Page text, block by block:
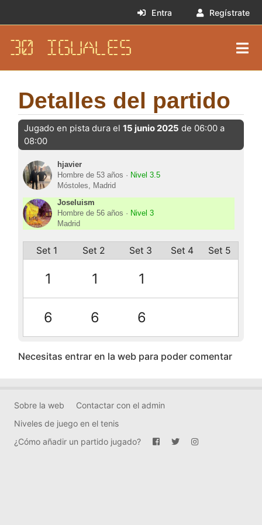
Entra Regístrate
30 IGUALES
Detalles del partido
Jugado en pista dura el 15 junio 2025 de 06:00 a
08:00
hjavier
Hombre de 53 años · Nivel 3.5
Móstoles, Madrid
Joseluism
Hombre de 56 años · Nivel 3
Madrid
Set 1 Set 2 Set 3 Set 4 Set 5
1 1 1
6 6 6
Necesitas entrar en la web para poder comentar
Sobre la web
Contactar con el admin
Niveles de juego en el tenis
¿Cómo añadir un partido jugado?